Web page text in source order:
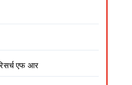
एफ आर